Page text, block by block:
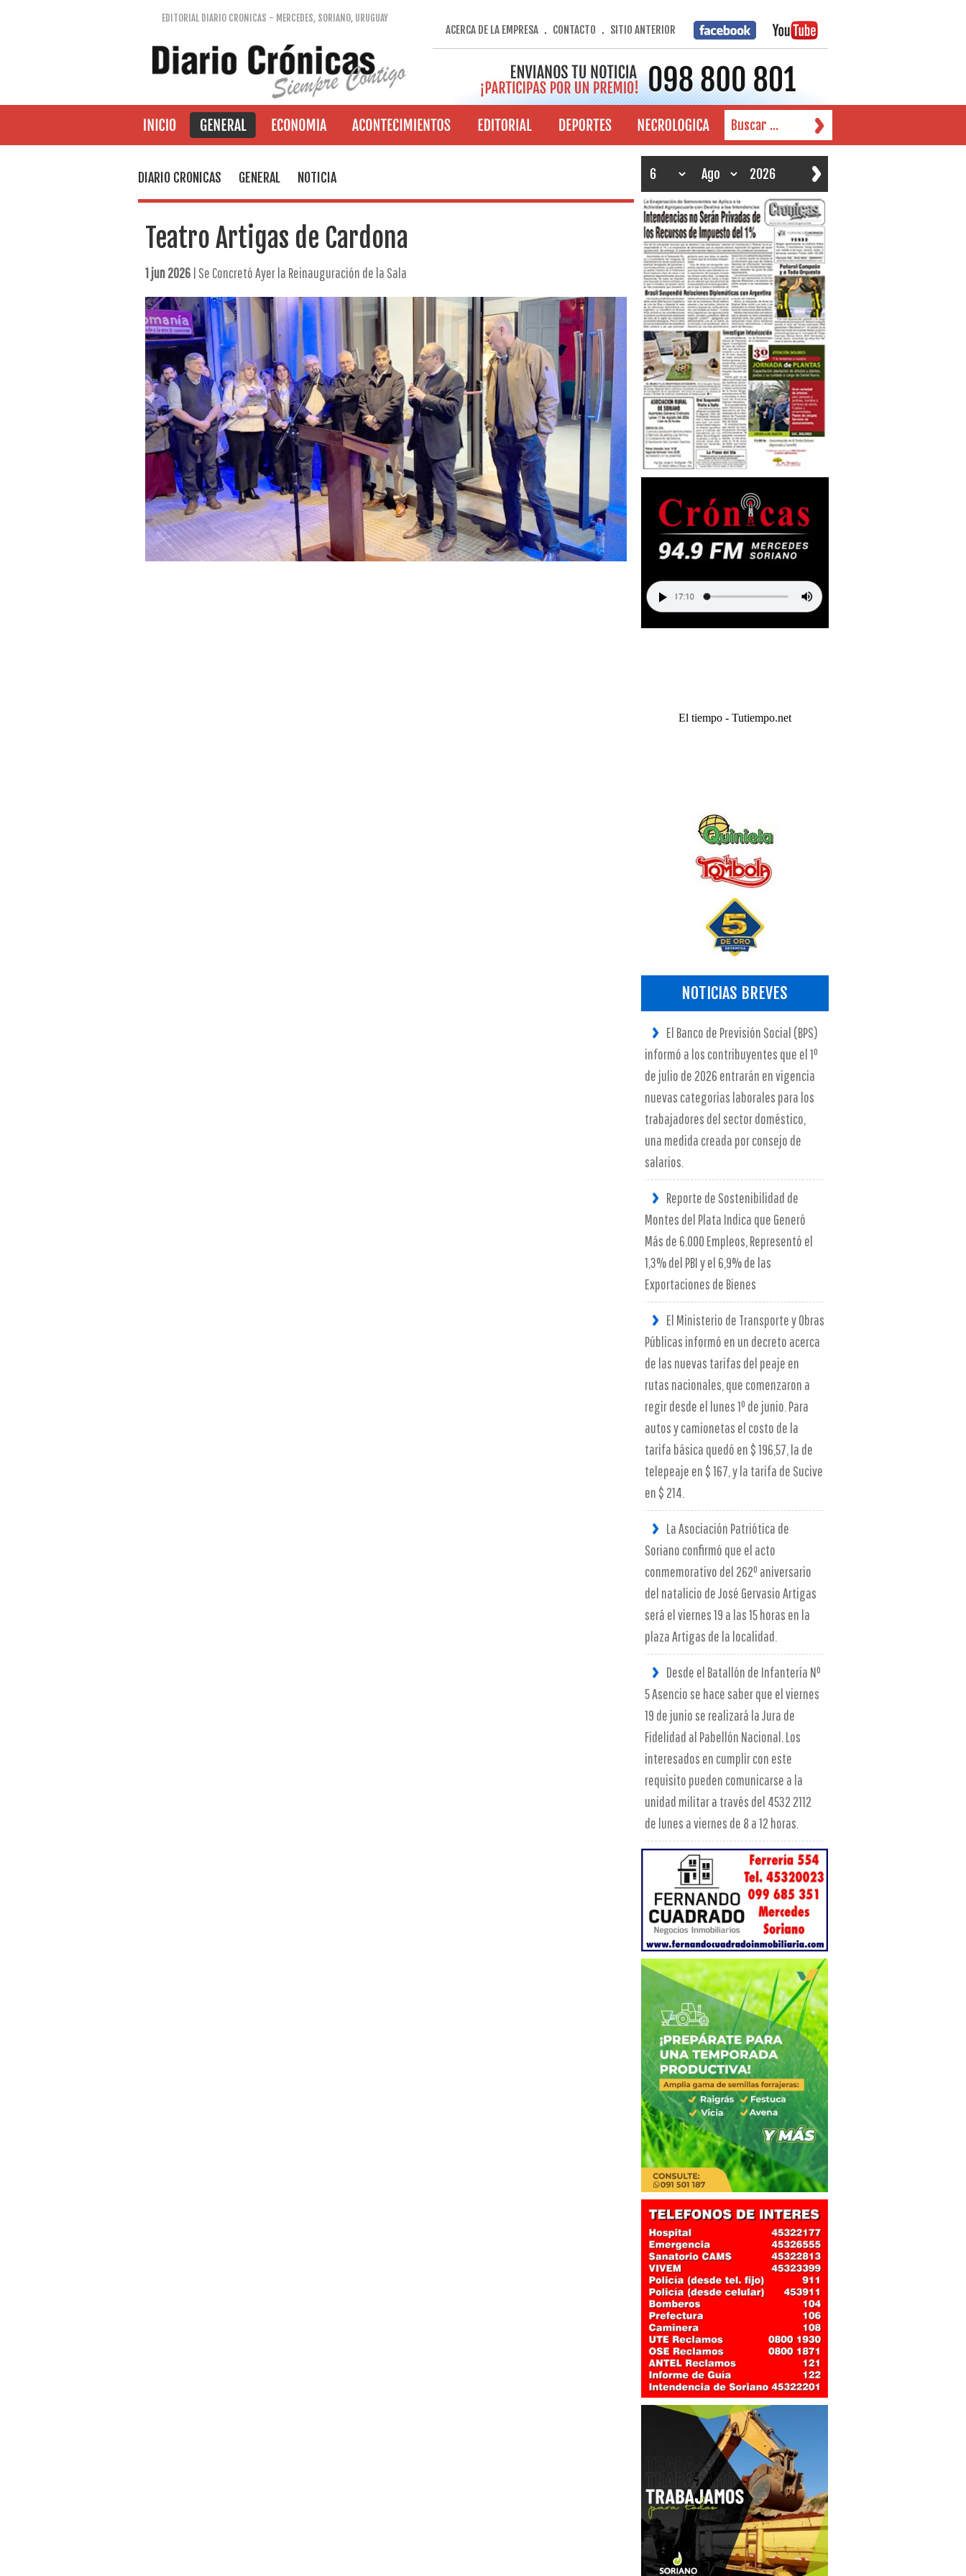
EDITORIAL DIARIO CRONICAS - MERCEDES, SORIANO, URUGUAY
ACERCA DE LA EMPRESA. CONTACTO . SITIO ANTERIOR
DIARIO CRONICAS GENERAL NOTICIA
Teatro Artigas de Cardona
1 jun 2026| Se Concretó Ayer la Reinauguración de la Sala
El tiempo - Tutiempo.net
NOTICIAS BREVES
El Banco de Previsión Social (BPS)
informó a los contribuyentes que el 1º
de julio de 2026 entrarán en vigencia
nuevas categorías laborales para los
trabajadores del sector doméstico,
una medida creada por consejo de
salarios.
Reporte de Sostenibilidad de
Montes del Plata Indica que Generó
Más de 6.000 Empleos, Representó el
1,3% del PBI y el 6,9% de las
Exportaciones de Bienes
El Ministerio de Transporte y Obras
Públicas informó en un decreto acerca
de las nuevas tarifas del peaje en
rutas nacionales, que comenzaron a
regir desde el lunes 1º de junio. Para
autos y camionetas el costo de la
tarifa básica quedó en $ 196,57, la de
telepeaje en $ 167, y la tarifa de Sucive
en $ 214.
La Asociación Patriótica de
Soriano confirmó que el acto
conmemorativo del 262º aniversario
del natalicio de José Gervasio Artigas
será el viernes 19 a las 15 horas en la
plaza Artigas de la localidad.
Desde el Batallón de Infantería Nº
5 Asencio se hace saber que el viernes
19 de junio se realizará la Jura de
Fidelidad al Pabellón Nacional. Los
interesados en cumplir con este
requisito pueden comunicarse a la
unidad militar a través del 4532 2112
de lunes a viernes de 8 a 12 horas.